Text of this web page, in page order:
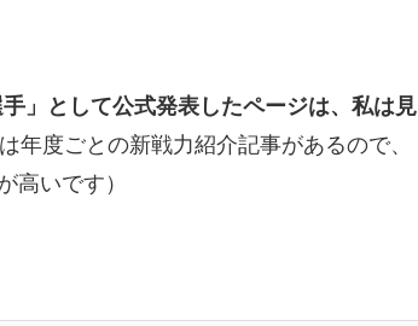
」として公式発表したページは、私は見
年度ごとの新戦力紹介記事があるので、
高いです）